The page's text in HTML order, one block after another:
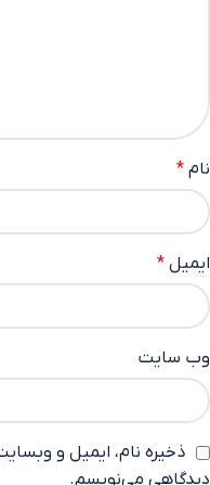
نام *
ایمیل *
وب‌ سایت
ذخیره نام، ایمیل و
دیدگاهی می‌نویسم.